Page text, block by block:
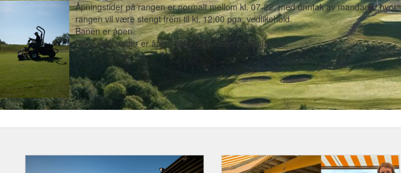
Åpningstider på rangen er normalt mellom kl. 07-22, med unntak av mandager hvor
rangen vil være stengt frem til kl. 12:00 pga. vedlikehold.
Banen er åpen.
Haga Golfsenter er åpent hver dag med 17 simulatorer.